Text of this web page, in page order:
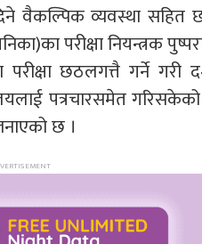
दिने वैकल्पिक व्यवस्था सहित
परीक्षा नियन्त्रक
छठलगत्तै गर्ने गरी
पत्रचारसमेत गरिसकेको
छ ।